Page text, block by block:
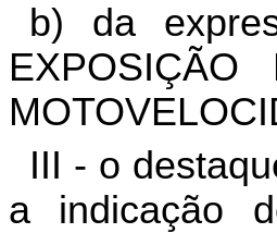
b) da
III - o
a indicação